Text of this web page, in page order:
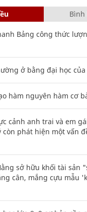
Bảng công thức
ở bằng đại học của
hàm nguyên hàm cơ
cảnh anh trai và em
phát hiện một vấn
sở hữu khối tài sản
cân, mắng cựu mẫu